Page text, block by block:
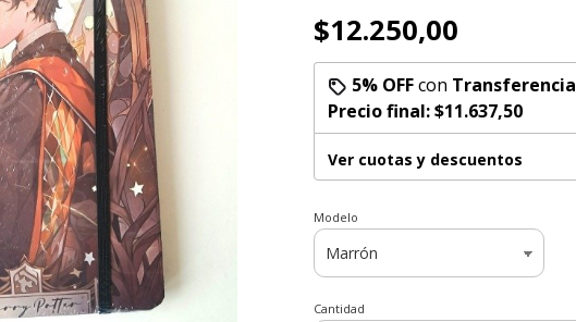
$12.250,00
5% OFFcon Transferencia
Precio final:$11.637,50
Ver cuotas y descuentos
Modelo
Cantidad